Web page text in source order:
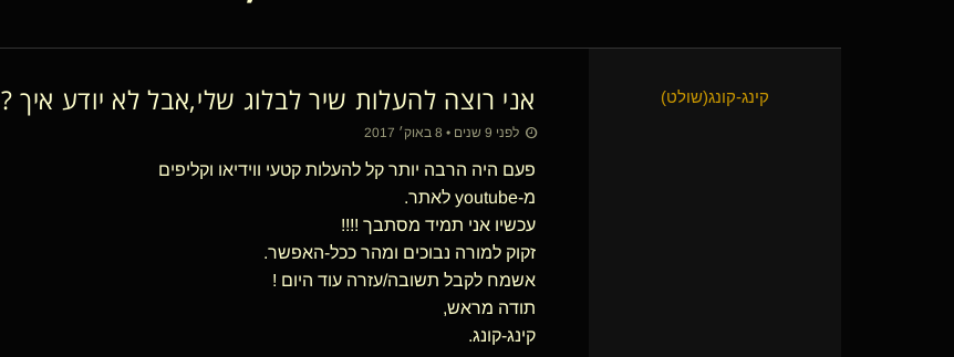
קינג-קונג​(שולט) אני רוצה להעלות שיר לבלוג שלי,אבל לא יודע איך ?
לפני 9 שנים • 8 באוק׳ 2017
פעם היה הרבה יותר קל להעלות קטעי ווידיאו וקליפים
מ-youtube לאתר.
עכשיו אני תמיד מסתבך !!!!
זקוק למורה נבוכים ומהר ככל-האפשר.
אשמח לקבל תשובה/עזרה עוד היום !
תודה מראש,
קינג-קונג.